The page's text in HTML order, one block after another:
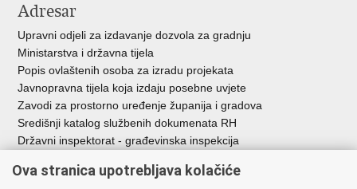
Adresar
Upravni odjeli za izdavanje dozvola za gradnju
Ministarstva i državna tijela
Popis ovlaštenih osoba za izradu projekata
Javnopravna tijela koja izdaju posebne uvjete
Zavodi za prostorno uređenje županija i gradova
Središnji katalog službenih dokumenata RH
Državni inspektorat - građevinska inspekcija
Ova stranica upotrebljava kolačiće